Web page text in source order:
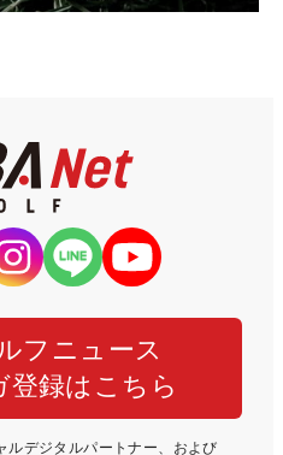
フニュース
登録はこちら
ルデジタルパートナー、および